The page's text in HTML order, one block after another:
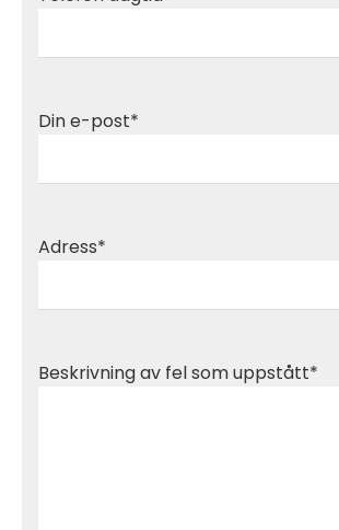
Din e-post*
Adress*
Beskrivning av fel som uppstått*